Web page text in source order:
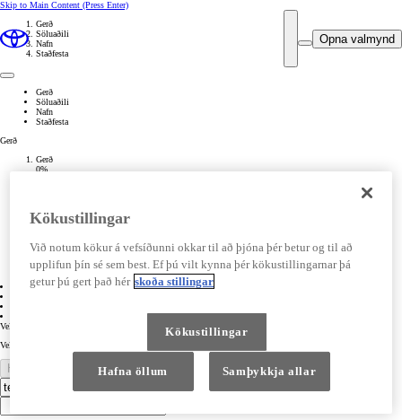
Skip to Main Content (Press Enter)
Opna valmynd
Gerð
Söluaðili
Nafn
Staðfesta
Gerð
Söluaðili
Nafn
Staðfesta
Gerð
Gerð
0%
Nafn
Staðfesta
Complete
01 Gerð
Veldu gerð
Veldu vél
Halda áfram
Kökustillingar
Við notum kökur á vefsíðunni okkar til að þjóna þér betur og til að
upplifun þín sé sem best. Ef þú vilt kynna þér kökustillingarnar þá
getur þú gert það hér skoða stillingar
Kökustillingar
Hafna öllum Samþykkja allar